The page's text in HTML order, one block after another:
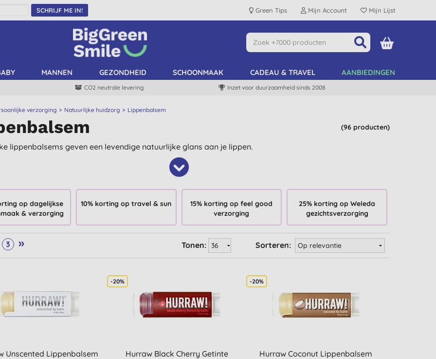
SCHRIJF ME IN! Green Tips Mijn Account Mijn Lijst
MANNEN GEZONDHEID SCHOONMAAK CADEAU & TRAVEL AANBIEDINGEN
CO2 neutrale levering Inzet voor duurzaamheid sinds 2008
verzorging Natuurlijke huidzorg Lippenbalsem
(96 producten)
lippenbalsems geven een levendige natuurlijke glans aan je lippen.
op dagelijkse
& verzorging
10% korting op travel & sun
15% korting op feel good
verzorging
25% korting op Weleda
gezichtsverzorging
3 » Sorteren:
Tonen:
Unscented Lippenbalsem
-20%
Hurraw Black Cherry Getinte
-20%
Hurraw Coconut Lippenbalsem